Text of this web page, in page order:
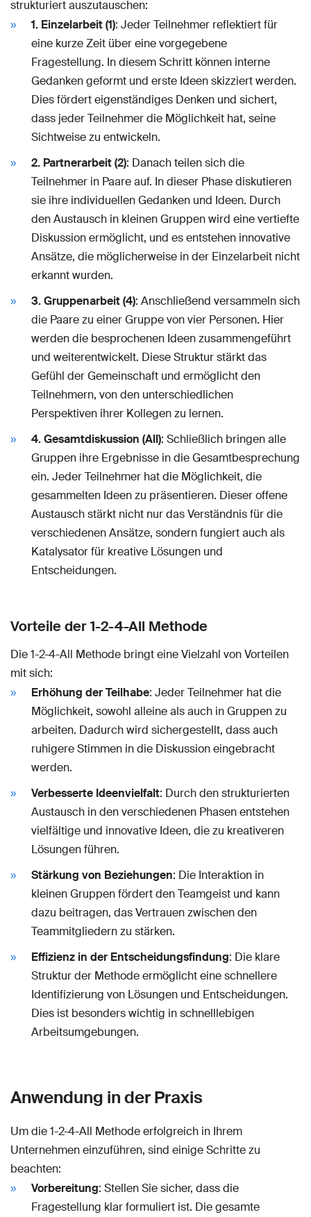
strukturiert auszutauschen:
1. Einzelarbeit (1): Jeder Teilnehmer reflektiert für
eine kurze Zeit über eine vorgegebene
Fragestellung. In diesem Schritt können interne
Gedanken geformt und erste Ideen skizziert werden.
Dies fördert eigenständiges Denken und sichert,
dass jeder Teilnehmer die Möglichkeit hat, seine
Sichtweise zu entwickeln.
2. Partnerarbeit (2): Danach teilen sich die
Teilnehmer in Paare auf. In dieser Phase diskutieren
sie ihre individuellen Gedanken und Ideen. Durch
den Austausch in kleinen Gruppen wird eine vertiefte
Diskussion ermöglicht, und es entstehen innovative
Ansätze, die möglicherweise in der Einzelarbeit nicht
erkannt wurden.
3. Gruppenarbeit (4): Anschließend versammeln sich
die Paare zu einer Gruppe von vier Personen. Hier
werden die besprochenen Ideen zusammengeführt
und weiterentwickelt. Diese Struktur stärkt das
Gefühl der Gemeinschaft und ermöglicht den
Teilnehmern, von den unterschiedlichen
Perspektiven ihrer Kollegen zu lernen.
4. Gesamtdiskussion (All): Schließlich bringen alle
Gruppen ihre Ergebnisse in die Gesamtbesprechung
ein. Jeder Teilnehmer hat die Möglichkeit, die
gesammelten Ideen zu präsentieren. Dieser offene
Austausch stärkt nicht nur das Verständnis für die
verschiedenen Ansätze, sondern fungiert auch als
Katalysator für kreative Lösungen und
Entscheidungen.
Vorteile der 1-2-4-All Methode
Die 1-2-4-All Methode bringt eine Vielzahl von Vorteilen
mit sich:
Erhöhung der Teilhabe: Jeder Teilnehmer hat die
Möglichkeit, sowohl alleine als auch in Gruppen zu
arbeiten. Dadurch wird sichergestellt, dass auch
ruhigere Stimmen in die Diskussion eingebracht
werden.
Verbesserte Ideenvielfalt: Durch den strukturierten
Austausch in den verschiedenen Phasen entstehen
vielfältige und innovative Ideen, die zu kreativeren
Lösungen führen.
Stärkung von Beziehungen: Die Interaktion in
kleinen Gruppen fördert den Teamgeist und kann
dazu beitragen, das Vertrauen zwischen den
Teammitgliedern zu stärken.
Effizienz in der Entscheidungsfindung: Die klare
Struktur der Methode ermöglicht eine schnellere
Identifizierung von Lösungen und Entscheidungen.
Dies ist besonders wichtig in schnelllebigen
Arbeitsumgebungen.
Anwendung in der Praxis
Um die 1-2-4-All Methode erfolgreich in Ihrem
Unternehmen einzuführen, sind einige Schritte zu
beachten:
Vorbereitung: Stellen Sie sicher, dass die
Fragestellung klar formuliert ist. Die gesamte